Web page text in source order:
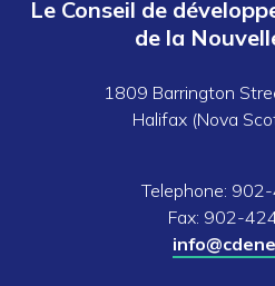
Le Conseil de
de la
1809 Barrington
Halifax (Nova
Telephone:
Fax: 902-